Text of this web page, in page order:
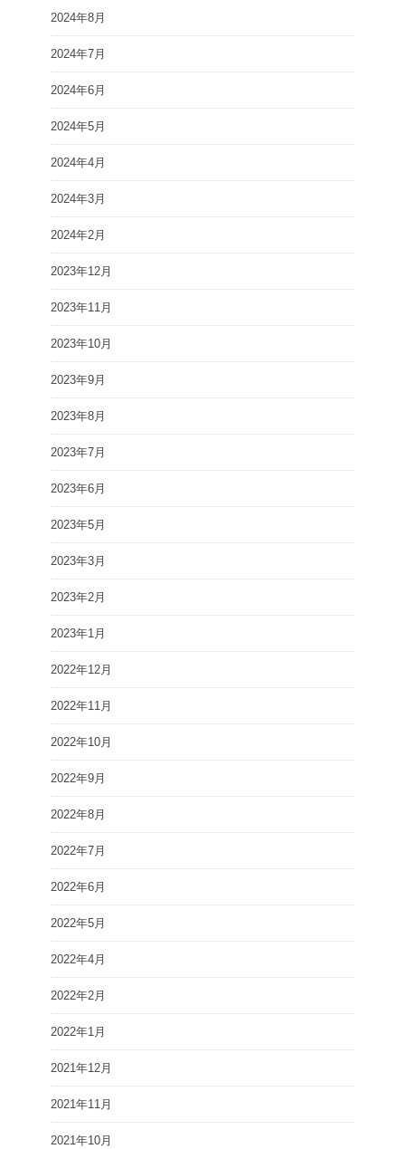
2024年8月
2024年7月
2024年6月
2024年5月
2024年4月
2024年3月
2024年2月
2023年12月
2023年11月
2023年10月
2023年9月
2023年8月
2023年7月
2023年6月
2023年5月
2023年3月
2023年2月
2023年1月
2022年12月
2022年11月
2022年10月
2022年9月
2022年8月
2022年7月
2022年6月
2022年5月
2022年4月
2022年2月
2022年1月
2021年12月
2021年11月
2021年10月